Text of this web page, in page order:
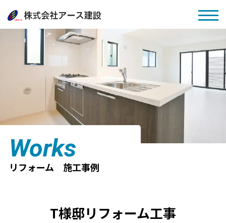
Works
リフォーム 施工事例
T様邸リフォーム工事